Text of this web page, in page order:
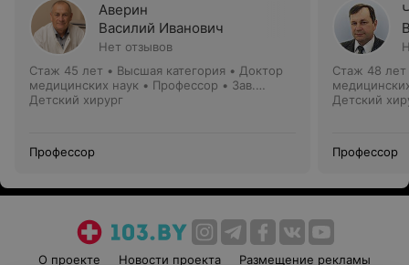
Аверин
Василий Иванович
Нет отзывов
Стаж 45 лет • Высшая категория • Доктор
медицинских наук • Профессор • Зав.
кафедрой
Детский хирург
Профессор
Стаж 48 лет
Детский
Профессор
О проекте Новости проекта Размещение рекламы